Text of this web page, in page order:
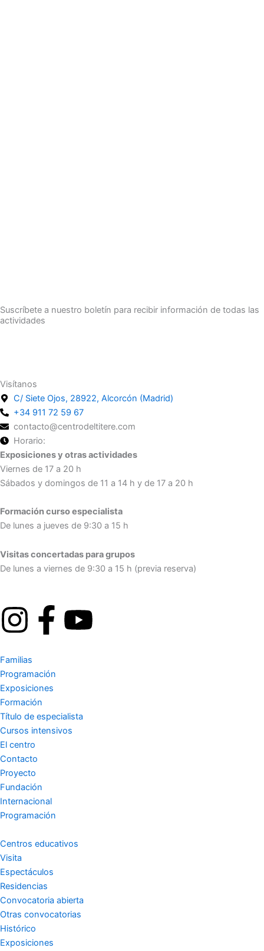
Suscríbete a nuestro boletín para recibir información de todas las
actividades
Visítanos
C/ Siete Ojos, 28922, Alcorcón (Madrid)
+34 911 72 59 67
contacto@centrodeltitere.com
Horario:
Exposiciones y otras actividades
Viernes de 17 a 20 h
Sábados y domingos de 11 a 14 h y de 17 a 20 h
Formación curso especialista
De lunes a jueves de 9:30 a 15 h
Visitas concertadas para grupos
De lunes a viernes de 9:30 a 15 h (previa reserva)
I
n
s
t
a
g
r
a
m
F
c
e
b
o
k
-
f
Y
t
Familias
Programación
Exposiciones
Formación
Título de especialista
Cursos intensivos
El centro
Contacto
Proyecto
Fundación
Internacional
Programación
Centros educativos
Visita
Espectáculos
Residencias
Convocatoria abierta
Otras convocatorias
Histórico
Exposiciones